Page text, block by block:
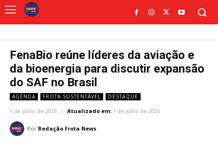
FenaBio reúne líderes da aviação e
da bioenergia para discutir expansão
do SAF no Brasil
AGENDA FROTA SUSTENTÁVEL DESTAQUE
1 de julho de 2026 Atualizado em: 1 de julho de 2026
Por Redação Frota News